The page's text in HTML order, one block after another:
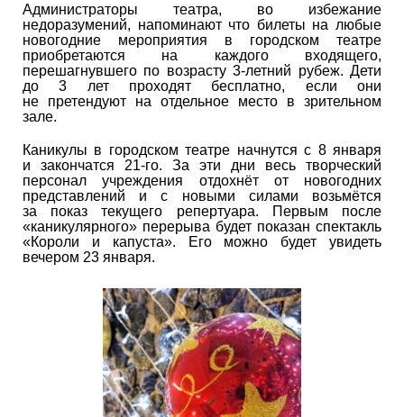
Администраторы театра, во избежание
недоразумений, напоминают что билеты на любые
новогодние мероприятия в городском театре
приобретаются на каждого входящего,
перешагнувшего по возрасту 3-летний рубеж. Дети
до 3 лет проходят бесплатно, если они
не претендуют на отдельное место в зрительном
зале.
Каникулы в городском театре начнутся с 8 января
и закончатся 21-го. За эти дни весь творческий
персонал учреждения отдохнёт от новогодних
представлений и с новыми силами возьмётся
за показ текущего репертуара. Первым после
«каникулярного» перерыва будет показан спектакль
«Короли и капуста». Его можно будет увидеть
вечером 23 января.